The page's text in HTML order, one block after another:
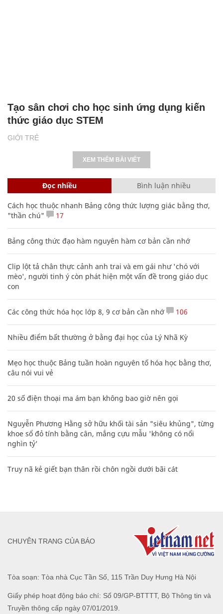
GIỚI TRẺ
Tạo sân chơi cho học sinh ứng dụng kiến
thức giáo dục STEM
XEM THÊM BÀI VIẾT
Đọc nhiều Bình luận nhiều
Cách học thuộc nhanh Bảng công thức lượng giác bằng thơ,
"thần chú"
17
Bảng công thức đạo hàm nguyên hàm cơ bản cần nhớ
Clip lột tả chân thực cảnh anh trai và em gái như 'chó với
mèo', người tinh ý còn phát hiện một vấn đề trong giáo dục
con
Các công thức hóa học lớp 8, 9 cơ bản cần nhớ 106
Nhiều điểm bất thường ở bằng đại học của Lý Nhã Kỳ
Mẹo học thuộc Bảng tuần hoàn nguyên tố hóa học bằng thơ,
câu nói vui vẻ
20 số điện thoại ma ám bạn không bao giờ nên gọi
Nguyễn Phương Hằng sở hữu khối tài sản "siêu khủng", từng
khoe sổ đỏ tính bằng cân, mắng cựu mẫu 'không có nổi
nghìn tỷ'
Truy nã kẻ giết bạn thân rồi chôn ngồi dưới bãi cát
Tòa soạn: Tòa nhà Cục Tần Số, 115 Trần Duy Hưng Hà Nội
Giấy phép hoạt động báo chí: Số 09/GP-BTTTT, Bộ Thông tin và
Truyền thông cấp ngày 07/01/2019.
CHUYÊN TRANG CỦA BÁO